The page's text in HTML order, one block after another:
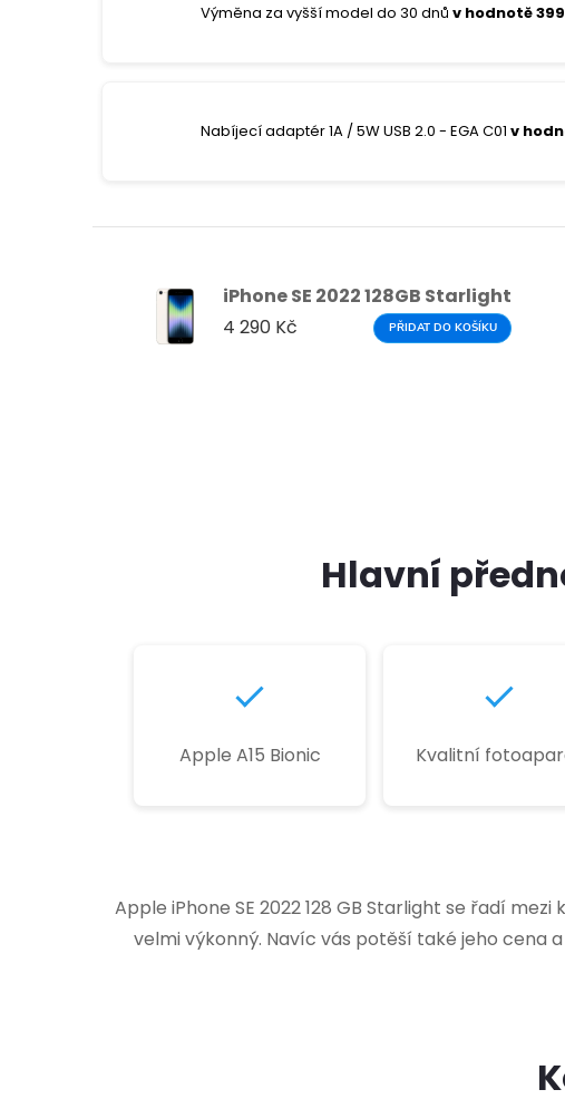
Výměna za vyšší model do 30 dnů v hodnotě
Nabíjecí adaptér 1A / 5W USB 2.0 - EGA C01 v
iPhone SE 2022 128GB Starlight
4 290 Kč
PŘIDAT DO KOŠÍKU
Hlavní
Apple A15 Bionic Kvalitní
Apple iPhone SE 2022 128 GB Starlight se řadí
velmi výkonný. Navíc vás potěší také jeho cena